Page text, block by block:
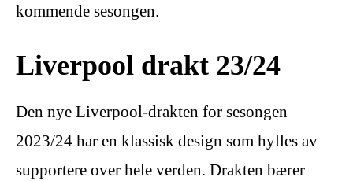
kommende sesongen.
Liverpool drakt 23/24
Den nye Liverpool-drakten for sesongen
2023/24 har en klassisk design som hylles av
supportere over hele verden. Drakten bærer